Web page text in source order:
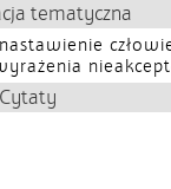
tematyczna
Cytaty